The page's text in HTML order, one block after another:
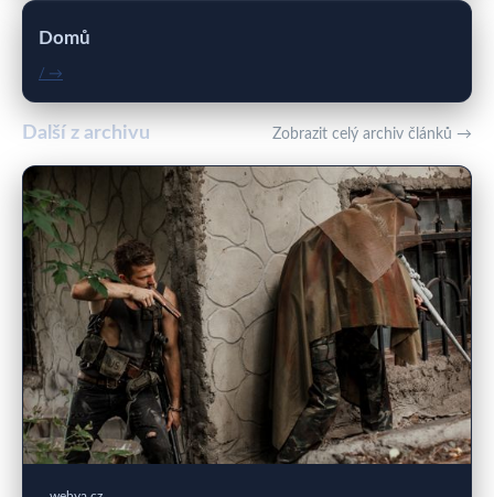
Domů
/ →
Další z archivu Zobrazit celý archiv článků →